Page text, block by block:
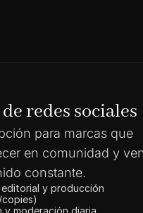
redes sociales
para marcas que
en comunidad y
constante.
y producción
copies)
y moderación diaria